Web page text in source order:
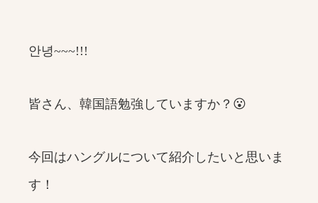
안녕~~~!!!
皆さん、韓国語勉強していますか？😮
今回はハングルについて紹介したいと思いま
す！